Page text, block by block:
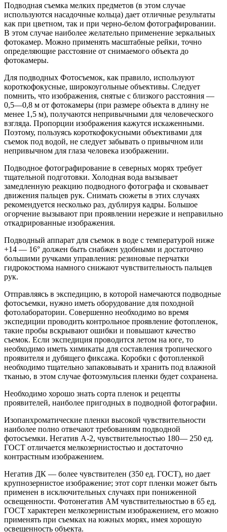
Подводная съемка мелких предметов (в этом случае
используются насадочные кольца) дает отличные результаты
как при цветном, так и при черно-белом фотографировании.
В этом случае наиболее желательно применение зеркальных
фотокамер. Можно применять масштабные рейки, точно
определяющие расстояние от снимаемого объекта до
фотокамеры.
Для подводных Фотосъемок, как правило, используют
короткофокусные, широкоугольные объективы. Следует
помнить, что изображения, снятые с близкого расстояния —
0,5—0,8 м от фотокамеры (при размере объекта в длину не
менее 1,5 м), получаются непривычными для человеческого
взгляда. Пропорции изображения кажутся искаженными.
Поэтому, пользуясь короткофокусными объективами для
съемок под водой, не следует забывать о привычном или
непривычном для глаза человека изображении.
Подводное фотографирование в северных морях требует
тщательной подготовки. Холодная вода вызывает
замедленную реакцию подводного фотографа и сковывает
движения пальцев рук. Снимать сюжеты в этих случаях
рекомендуется несколько раз, дублируя кадры. Большое
огорчение вызывают при проявлении нерезкие и неправильно
откадрированные изображения.
Подводный аппарат для съемок в воде с температурой ниже
+14 — 16° должен быть снабжен удобными и достаточно
большими ручками управления: резиновые перчатки
гидрокостюма намного снижают чувствительность пальцев
рук.
Отправляясь в экспедицию, в которой намечаются подводные
фотосъемки, нужно иметь оборудование для походной
фотолаборатории. Совершенно необходимо во время
экспедиции проводить контрольное проявление фотопленок,
такие пробы вскрывают ошибки и повышают качество
съемок. Если экспедиция проводится летом на юге, то
необходимо иметь химикаты для составления тропического
проявителя и дубящего фиксажа. Коробки с фотопленкой
необходимо тщательно запаковывать и хранить под влажной
тканью, в этом случае фотоэмульсия пленки будет сохранена.
Необходимо хорошо знать сорта пленок и рецепты
проявителей, наиболее пригодных в подводной фотографии.
Изопанхроматические пленки высокой чувствительности
наиболее полно отвечают требованиям подводной
фотосъемки. Негатив А-2, чувствительностью 180— 250 ед.
ГОСТ отличается мелкозернистостью и достаточно
контрастным изображением.
Негатив ДК — более чувствителен (350 ед. ГОСТ), но дает
крупнозернистое изображение; этот сорт пленки может быть
применен в исключительных случаях при пониженной
освещенности. Фотонегатив АМ чувствительностью в 65 ед.
ГОСТ характерен мелкозернистым изображением, его можно
применять при съемках на южных морях, имея хорошую
освещенность объекта.